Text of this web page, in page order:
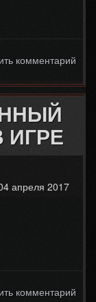
комментарий
ИГРЕ
апреля 2017
ИНТЕЛЛЕКТ
комментарий